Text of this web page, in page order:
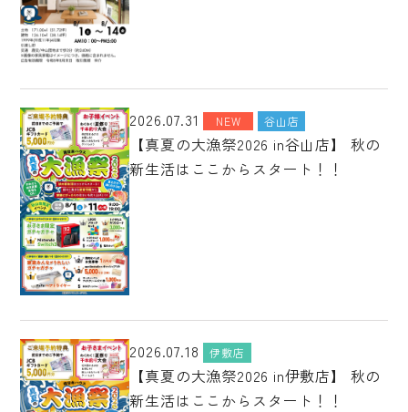
2026.07.31 NEW 谷山店
【真夏の大漁祭2026 in谷山店】 秋の
新生活はここからスタート！！
2026.07.18 伊敷店
【真夏の大漁祭2026 in伊敷店】 秋の
新生活はここからスタート！！